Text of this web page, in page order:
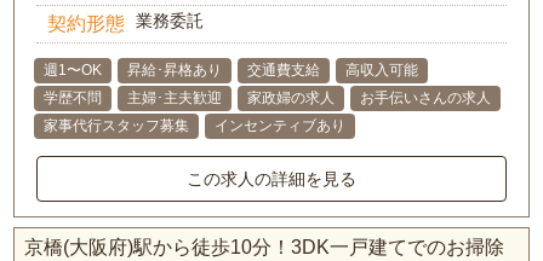
契約形態 業務委託
週1〜OK 昇給･昇格あり 交通費支給
高収入可能
学歴不問
主婦･主夫歓迎 家政婦の求人
お手伝いさんの求人
家事代行スタッフ募集
インセンティブあり
この求人の詳細を見る
京橋(大阪府)駅から徒歩10分！3DK一戸建てでのお掃除